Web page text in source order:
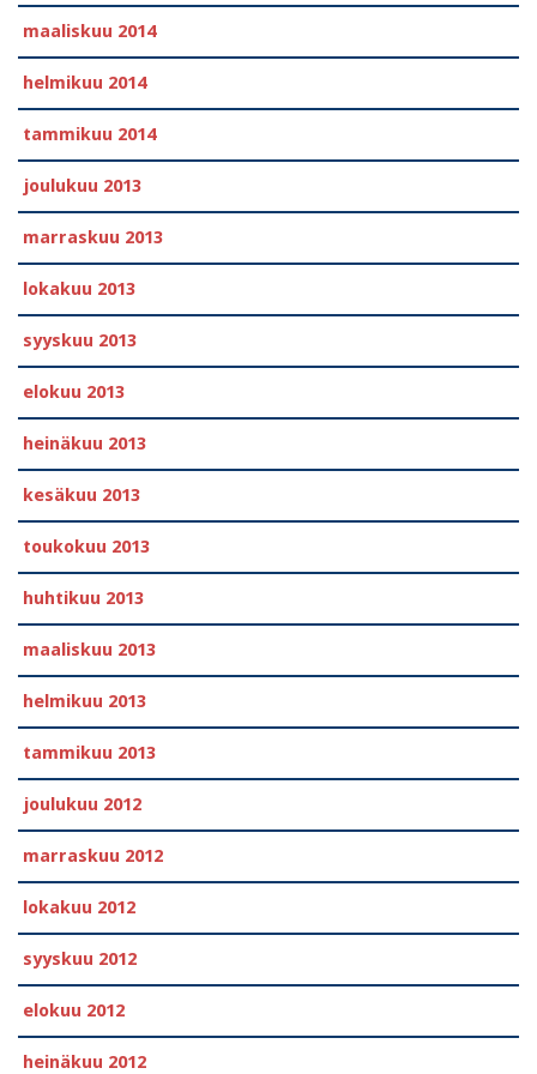
maaliskuu 2014
helmikuu 2014
tammikuu 2014
joulukuu 2013
marraskuu 2013
lokakuu 2013
syyskuu 2013
elokuu 2013
heinäkuu 2013
kesäkuu 2013
toukokuu 2013
huhtikuu 2013
maaliskuu 2013
helmikuu 2013
tammikuu 2013
joulukuu 2012
marraskuu 2012
lokakuu 2012
syyskuu 2012
elokuu 2012
heinäkuu 2012